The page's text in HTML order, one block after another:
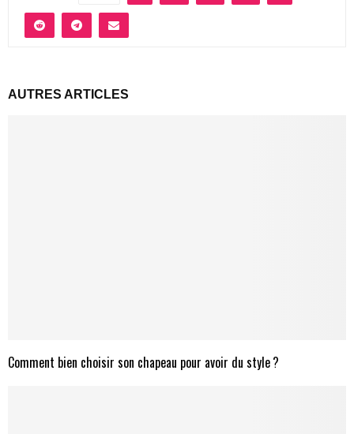
AUTRES ARTICLES
Comment bien choisir son chapeau pour avoir du style ?